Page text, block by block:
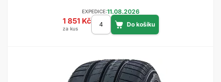
EXPEDICE:11.08.2026
1 851 Kč
za kus